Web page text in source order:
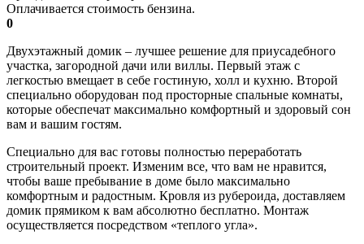
Оплачивается стоимость бензина.
0
Двухэтажный домик – лучшее решение для приусадебного
участка, загородной дачи или виллы. Первый этаж с
легкостью вмещает в себе гостиную, холл и кухню. Второй
специально оборудован под просторные спальные комнаты,
которые обеспечат максимально комфортный и здоровый сон
вам и вашим гостям.
Специально для вас готовы полностью переработать
строительный проект. Изменим все, что вам не нравится,
чтобы ваше пребывание в доме было максимально
комфортным и радостным. Кровля из рубероида, доставляем
домик прямиком к вам абсолютно бесплатно. Монтаж
осуществляется посредством «теплого угла».